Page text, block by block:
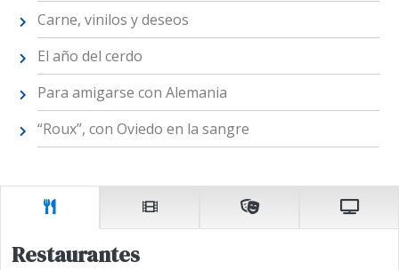
Carne, vinilos y deseos
El año del cerdo
Para amigarse con Alemania
“Roux”, con Oviedo en la sangre
Restaurantes